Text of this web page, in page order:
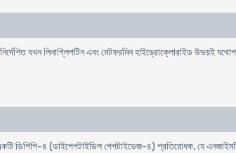
যখন লিনাগ্লিপটিন এবং মেটফরমিন হাইড্রোক্লোরাইড উভয়ই
একটি ডিপিপি-৪ (ডাইপেপটাইডিল পেপটাইডেজ-৪) প্রতিরোধক,